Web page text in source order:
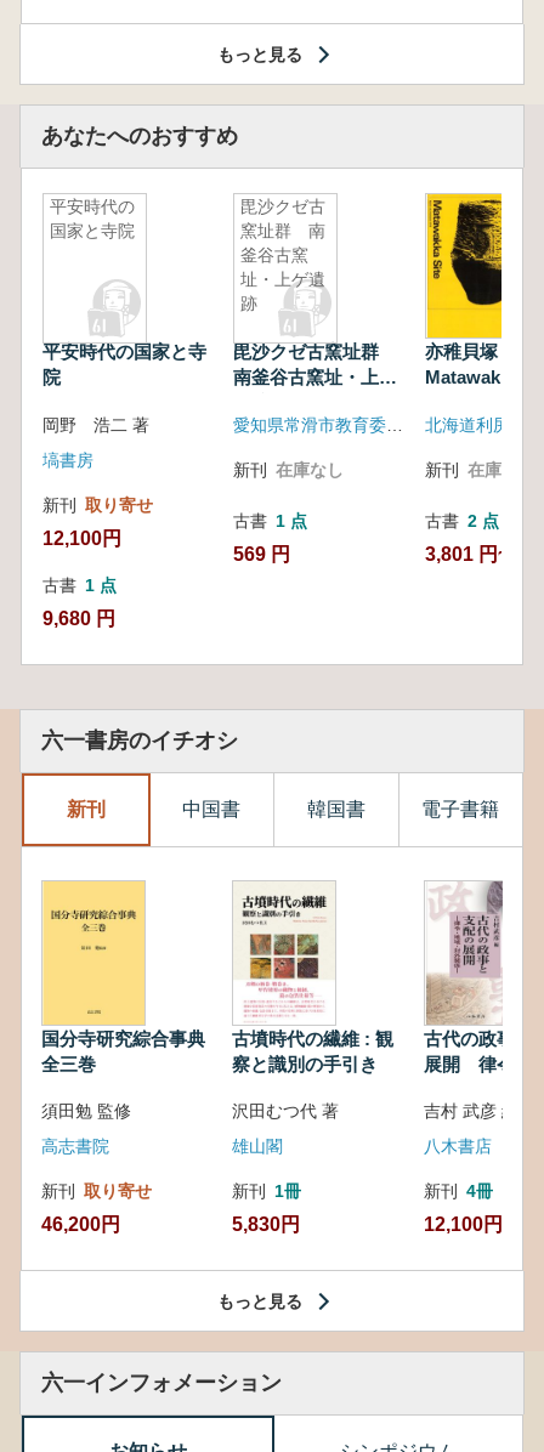
もっと見る
あなたへのおすすめ
平安時代の
国家と寺院
平安時代の国家と寺
院
岡野 浩二 著
塙書房
新刊 取り寄せ
12,100円
古書 1 点
9,680 円
毘沙クゼ古
窯址群 南
釜谷古窯
址・上ゲ遺
跡
毘沙クゼ古窯址群
南釜谷古窯址・上ゲ
新刊 在庫なし
古書 1 点
569 円
亦稚貝塚
新刊 在庫なし
古書 2 点
3,801 円~
六一書房のイチオシ
新刊 中国書 韓国書 電子書籍
国分寺研究綜合事典
全三巻
須田勉 監修
高志書院
新刊 取り寄せ
46,200円
古墳時代の繊維 : 観
察と識別の手引き
沢田むつ代 著
雄山閣
新刊 1冊
5,830円
古代の政事と
展開 律令・
吉村 武彦 編集
八木書店
新刊 4冊
12,100円
もっと見る
六一インフォメーション